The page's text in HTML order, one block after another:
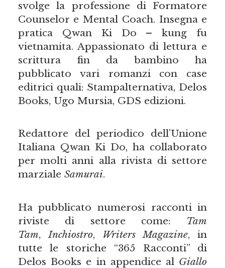
svolge la professione di Formatore
Counselor e Mental Coach. Insegna e
pratica Qwan Ki Do – kung fu
vietnamita. Appassionato di lettura e
scrittura fin da bambino ha
pubblicato vari romanzi con case
editrici quali: Stampalternativa, Delos
Books, Ugo Mursia, GDS edizioni.
Redattore del periodico dell’Unione
Italiana Qwan Ki Do, ha collaborato
per molti anni alla rivista di settore
marziale Samurai.
Ha pubblicato numerosi racconti in
riviste di settore come: Tam
Tam,Inchiostro, Writers Magazine, in
tutte le storiche “365 Racconti” di
Delos Books e in appendice al Giallo